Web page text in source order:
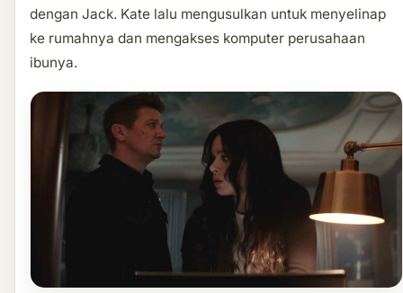
dengan Jack. Kate lalu mengusulkan untuk menyelinap
ke rumahnya dan mengakses komputer perusahaan
ibunya.